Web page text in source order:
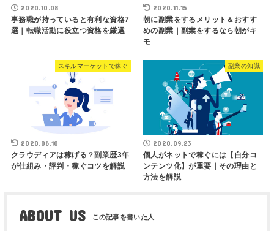
2020.10.08
事務職が持っていると有利な資格7
選｜転職活動に役立つ資格を厳選
2020.11.15
朝に副業をするメリット＆おすす
めの副業｜副業をするなら朝がキ
モ
スキルマーケットで稼ぐ
2020.06.10
クラウディアは稼げる？副業歴3年
が仕組み・評判・稼ぐコツを解説
副業の知識
2020.09.23
個人がネットで稼ぐには【自分コ
ンテンツ化】が重要｜その理由と
方法を解説
ABOUT US